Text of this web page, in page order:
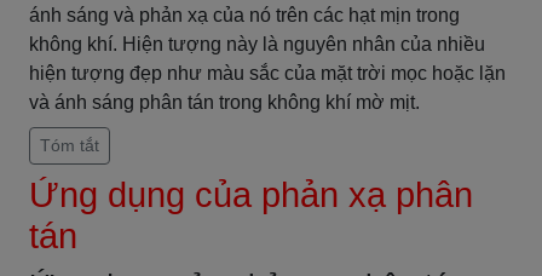
ánh sáng và phản xạ của nó trên các hạt mịn trong
không khí. Hiện tượng này là nguyên nhân của nhiều
hiện tượng đẹp như màu sắc của mặt trời mọc hoặc lặn
và ánh sáng phân tán trong không khí mờ mịt.
Tóm tắt
Ứng dụng của phản xạ phân
tán